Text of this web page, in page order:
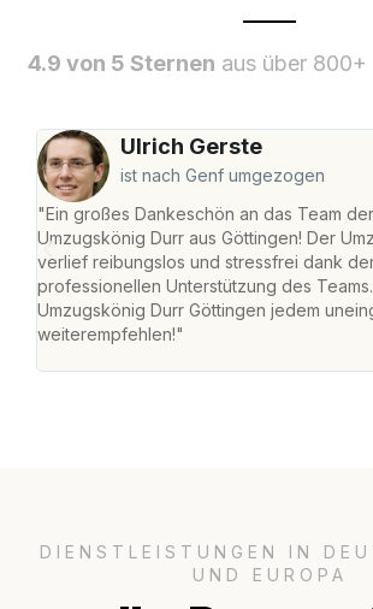
4.9 von 5 Sternen aus über 800+
Ulrich Gerste
ist nach Genf umgezogen
"Ein großes Dankeschön an das Team
Umzugskönig Durr aus Göttingen! Der
verlief reibungslos und stressfrei dank
professionellen Unterstützung des
Umzugskönig Durr Göttingen jedem
weiterempfehlen!"
DIENSTLEISTUNGEN IN
UND EUROPA